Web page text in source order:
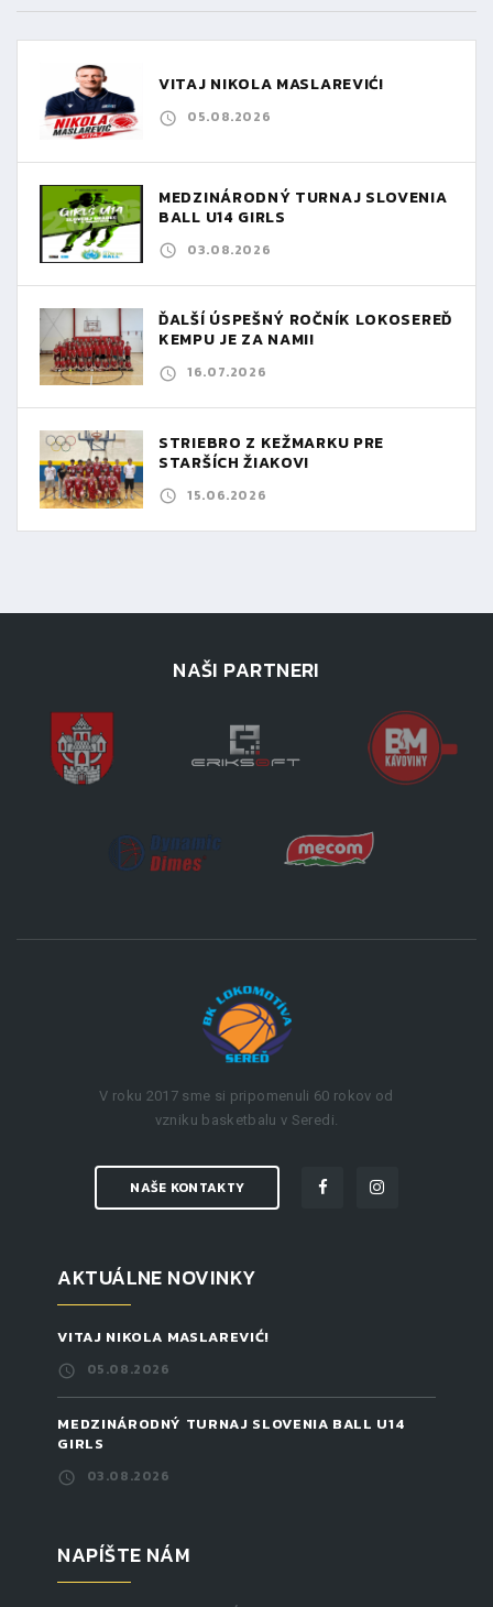
VITAJ NIKOLA MASLAREVIĆ!
05.08.2026
MEDZINÁRODNÝ TURNAJ SLOVENIA
BALL U14 GIRLS
03.08.2026
ĎALŠÍ ÚSPEŠNÝ ROČNÍK LOKOSEREĎ
KEMPU JE ZA NAMI!
16.07.2026
STRIEBRO Z KEŽMARKU PRE
STARŠÍCH ŽIAKOV!
15.06.2026
NAŠI PARTNERI
V roku 2017 sme si pripomenuli 60 rokov od
vzniku basketbalu v Seredi.
NAŠE KONTAKTY
AKTUÁLNE NOVINKY
VITAJ NIKOLA MASLAREVIĆ!
05.08.2026
MEDZINÁRODNÝ TURNAJ SLOVENIA BALL U14
GIRLS
03.08.2026
NAPÍŠTE NÁM